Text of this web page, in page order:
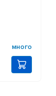
много